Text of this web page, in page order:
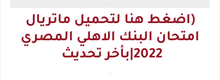
(اضغط هنا لتحميل ماتريال
امتحان البنك الاهلي المصري
2022|بأخر تحديث